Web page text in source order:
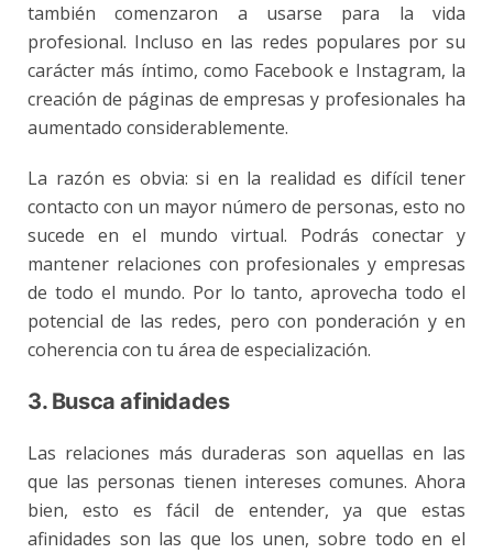
también comenzaron a usarse para la vida
profesional. Incluso en las redes populares por su
carácter más íntimo, como Facebook e Instagram, la
creación de páginas de empresas y profesionales ha
aumentado considerablemente.
La razón es obvia: si en la realidad es difícil tener
contacto con un mayor número de personas, esto no
sucede en el mundo virtual. Podrás conectar y
mantener relaciones con profesionales y empresas
de todo el mundo. Por lo tanto, aprovecha todo el
potencial de las redes, pero con ponderación y en
coherencia con tu área de especialización.
3. Busca afinidades
Las relaciones más duraderas son aquellas en las
que las personas tienen intereses comunes. Ahora
bien, esto es fácil de entender, ya que estas
afinidades son las que los unen, sobre todo en el